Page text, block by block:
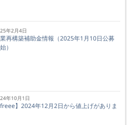
年2月4日
再構築補助金情報（2025年1月10日公募
）
年10月1日
freee】2024年12月2日から値上げがありま